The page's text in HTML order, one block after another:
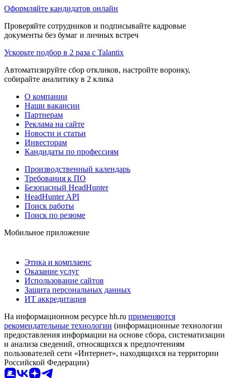
Оформляйте кандидатов онлайн
Проверяйте сотрудников и подписывайте кадровые
документы без бумаг и личных встреч
Ускорьте подбор в 2 раза с Talantix
Автоматизируйте сбор откликов, настройте воронку,
собирайте аналитику в 2 клика
О компании
Наши вакансии
Партнерам
Реклама на сайте
Новости и статьи
Инвесторам
Кандидаты по профессиям
Производственный календарь
Требования к ПО
Безопасный HeadHunter
HeadHunter API
Поиск работы
Поиск по резюме
Мобильное приложение
Этика и комплаенс
Оказание услуг
Использование сайтов
Защита персональных данных
ИТ аккредитация
На информационном ресурсе hh.ru применяются
рекомендательные технологии (информационные технологии
предоставления информации на основе сбора, систематизации
и анализа сведений, относящихся к предпочтениям
пользователей сети «Интернет», находящихся на территории
Российской Федерации)